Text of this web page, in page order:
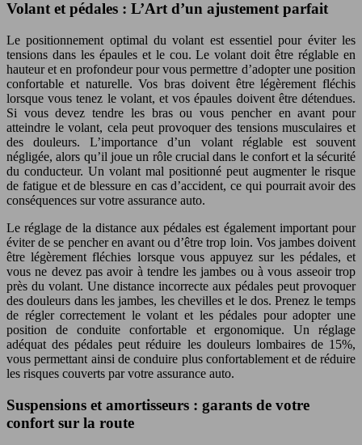
Volant et pédales : L’Art d’un ajustement parfait
Le positionnement optimal du volant est essentiel pour éviter les
tensions dans les épaules et le cou. Le volant doit être réglable en
hauteur et en profondeur pour vous permettre d’adopter une position
confortable et naturelle. Vos bras doivent être légèrement fléchis
lorsque vous tenez le volant, et vos épaules doivent être détendues.
Si vous devez tendre les bras ou vous pencher en avant pour
atteindre le volant, cela peut provoquer des tensions musculaires et
des douleurs. L’importance d’un volant réglable est souvent
négligée, alors qu’il joue un rôle crucial dans le confort et la sécurité
du conducteur. Un volant mal positionné peut augmenter le risque
de fatigue et de blessure en cas d’accident, ce qui pourrait avoir des
conséquences sur votre assurance auto.
Le réglage de la distance aux pédales est également important pour
éviter de se pencher en avant ou d’être trop loin. Vos jambes doivent
être légèrement fléchies lorsque vous appuyez sur les pédales, et
vous ne devez pas avoir à tendre les jambes ou à vous asseoir trop
près du volant. Une distance incorrecte aux pédales peut provoquer
des douleurs dans les jambes, les chevilles et le dos. Prenez le temps
de régler correctement le volant et les pédales pour adopter une
position de conduite confortable et ergonomique. Un réglage
adéquat des pédales peut réduire les douleurs lombaires de 15%,
vous permettant ainsi de conduire plus confortablement et de réduire
les risques couverts par votre assurance auto.
Suspensions et amortisseurs : garants de votre
confort sur la route